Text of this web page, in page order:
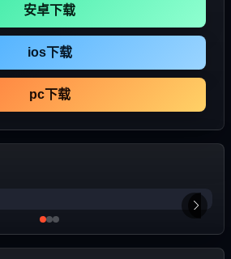
安卓下载
ios下载
pc下载